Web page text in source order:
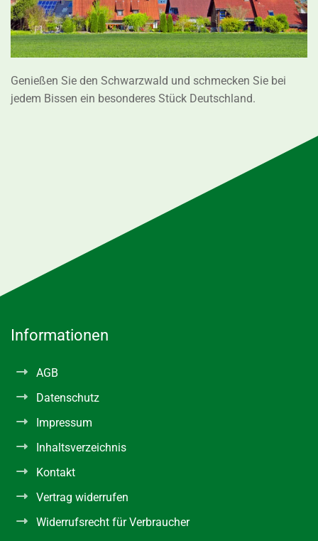
Genießen Sie den Schwarzwald und schmecken Sie bei
jedem Bissen ein besonderes Stück Deutschland.
Informationen
AGB
Datenschutz
Impressum
Inhaltsverzeichnis
Kontakt
Vertrag widerrufen
Widerrufsrecht für Verbraucher